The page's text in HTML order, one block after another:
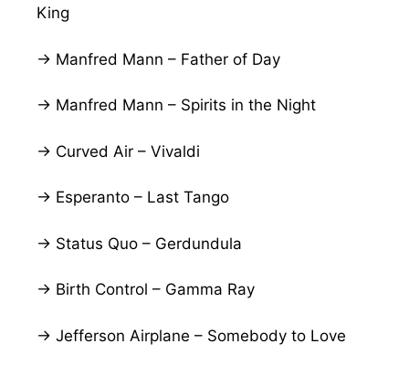
King
→ Manfred Mann – Father of Day
→ Manfred Mann – Spirits in the Night
→ Curved Air – Vivaldi
→ Esperanto – Last Tango
→ Status Quo – Gerdundula
→ Birth Control – Gamma Ray
→ Jefferson Airplane – Somebody to Love